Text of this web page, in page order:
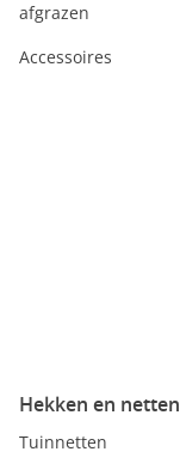
afgrazen
Accessoires
Hekken en netten
Tuinnetten